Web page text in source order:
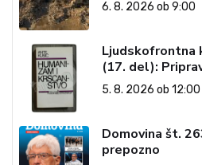
6. 8. 2026 ob 9:00
Ljudskofrontna
(17. del):
– dvorska
Revija 2000 in
5. 8. 2026 ob 12:00
Domovina št.
prepozno